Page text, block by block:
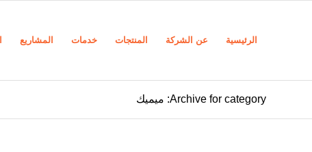
الرئيسية عن الشركة المنتجات خدمات المشاريع
Archive for category: ميميك